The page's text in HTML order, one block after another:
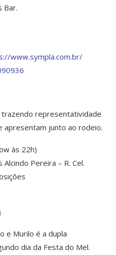
Bar.
www.sympla.com.br/
trazendo representatividade
apresentam junto ao rodeio.
às 22h)
Pereira – R. Cel.
e Murilo é a dupla
dia da Festa do Mel.